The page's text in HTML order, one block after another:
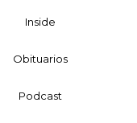
Inside
Obituarios
Podcast